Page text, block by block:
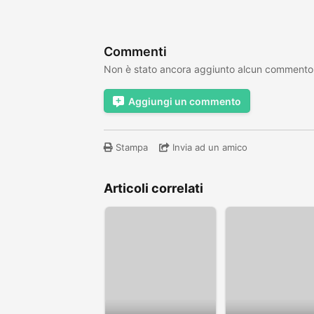
Commenti
Non è stato ancora aggiunto alcun commento
Aggiungi un commento
Stampa Invia ad un amico
Articoli correlati